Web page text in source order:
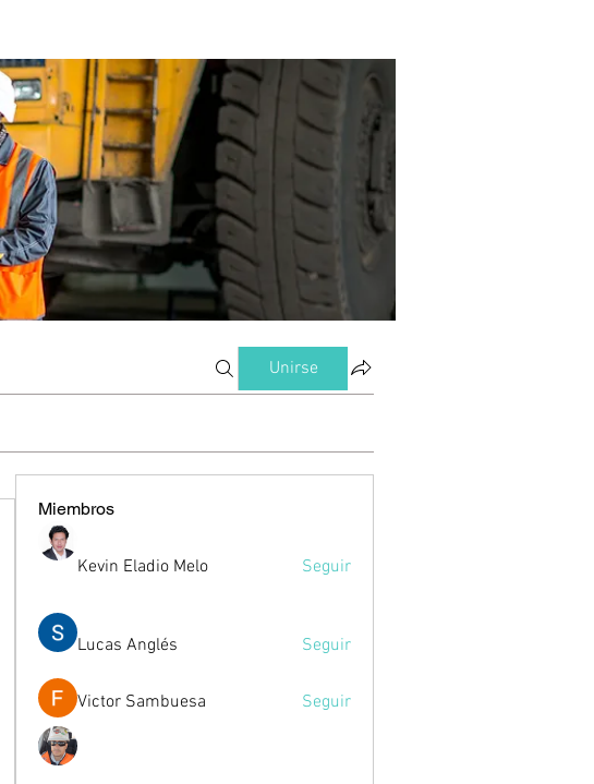
Unirse
Miembros
Kevin Eladio Melo Seguir
Lucas Anglés Seguir
Victor Sambuesa Seguir